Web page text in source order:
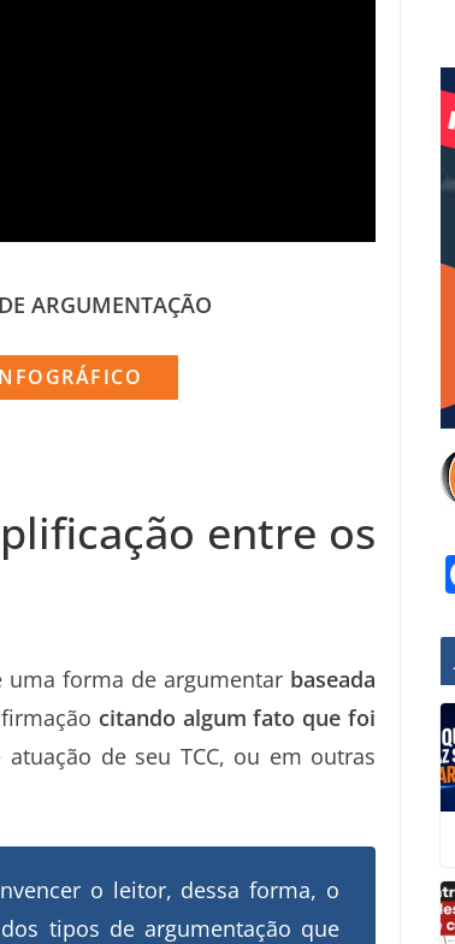
ARGUMENTAÇÃO
entre os
uma forma de argumentar baseada
citando algum fato que foi
de seu TCC, ou em outras
o leitor, dessa forma, o
tipos de argumentação que